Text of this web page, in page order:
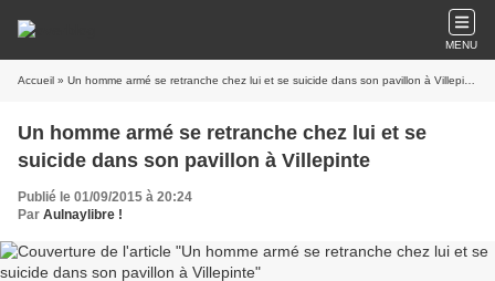
MENU
Accueil » Un homme armé se retranche chez lui et se suicide dans son pavillon à Villepinte
Un homme armé se retranche chez lui et se
suicide dans son pavillon à Villepinte
Publié le 01/09/2015 à 20:24
Par Aulnaylibre !